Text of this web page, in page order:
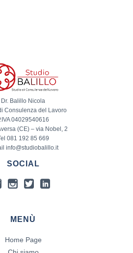
Dr. Balillo Nicola
Consulenza del Lavoro
04029540616
(CE) – via Nobel, 2
081 192 85 669
info@studiobalillo.it
SOCIAL
MENÙ
Home Page